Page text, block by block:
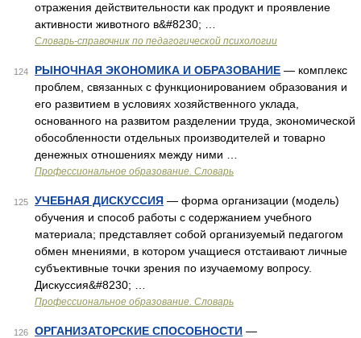
отражения действительности как продукт и проявление
активности животного в&#8230; …
Словарь-справочник по педагогической психологии
124 РЫНОЧНАЯ ЭКОНОМИКА И ОБРАЗОВАНИЕ — комплекс
проблем, связанных с функционированием образования и
его развитием в условиях хозяйственного уклада,
основанного на развитом разделении труда, экономической
обособленности отдельных производителей и товарно
денежных отношениях между ними …
Профессиональное образование. Словарь
125 УЧЕБНАЯ ДИСКУССИЯ — форма организации (модель)
обучения и способ работы с содержанием учебного
материала; представляет собой организуемый педагогом
обмен мнениями, в котором учащиеся отстаивают личные
субъективные точки зрения по изучаемому вопросу.
Дискуссия&#8230; …
Профессиональное образование. Словарь
126 ОРГАНИЗАТОРСКИЕ СПОСОБНОСТИ —